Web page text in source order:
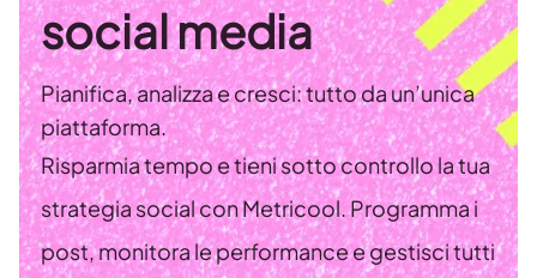
social media
Pianifica, analizza e cresci: tutto da un’unica
piattaforma.
Risparmia tempo e tieni sotto controllo la tua
strategia social con Metricool. Programma i
post, monitora le performance e gestisci tutti